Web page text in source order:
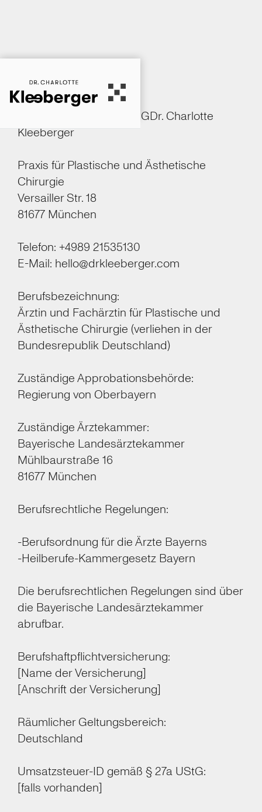
Imressum
Angaben gemäß § 5 DDGDr. Charlotte
Kleeberger
Praxis für Plastische und Ästhetische
Chirurgie
Versailler Str. 18
81677 München
Telefon: +4989 21535130
E-Mail: hello@drkleeberger.com
Berufsbezeichnung:
Ärztin und Fachärztin für Plastische und
Ästhetische Chirurgie (verliehen in der
Bundesrepublik Deutschland)
Zuständige Approbationsbehörde:
Regierung von Oberbayern
Zuständige Ärztekammer:
Bayerische Landesärztekammer
Mühlbaurstraße 16
81677 München
Berufsrechtliche Regelungen:
-Berufsordnung für die Ärzte Bayerns
-Heilberufe-Kammergesetz Bayern
Die berufsrechtlichen Regelungen sind über
die Bayerische Landesärztekammer
abrufbar.
Berufshaftpflichtversicherung:
[Name der Versicherung]
[Anschrift der Versicherung]
Räumlicher Geltungsbereich:
Deutschland
Umsatzsteuer-ID gemäß § 27a UStG:
[falls vorhanden]